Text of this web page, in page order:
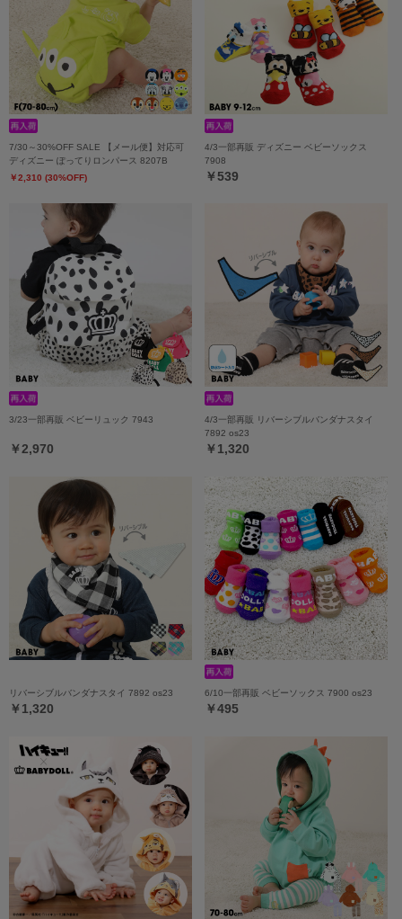
7/30～30%OFF SALE 【メール便】対応可
ディズニー ぽってりロンパース 8207B
￥2,310 (30%OFF)
4/3一部再販 ディズニー ベビーソックス
7908
￥539
3/23一部再販 ベビーリュック 7943
￥2,970
4/3一部再販 リバーシブルバンダナスタイ
7892 os23
￥1,320
リバーシブルバンダナスタイ 7892 os23
￥1,320
6/10一部再販 ベビーソックス 7900 os23
￥495